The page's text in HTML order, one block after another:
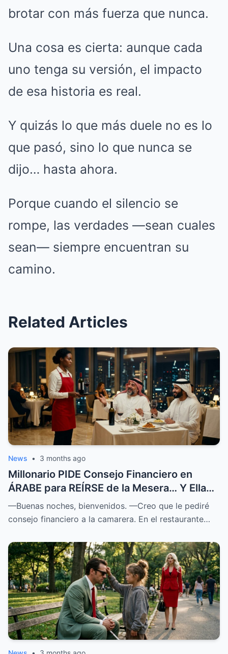
brotar con más fuerza que nunca.
Una cosa es cierta: aunque cada
uno tenga su versión, el impacto
de esa historia es real.
Y quizás lo que más duele no es lo
que pasó, sino lo que nunca se
dijo… hasta ahora.
Porque cuando el silencio se
rompe, las verdades —sean cuales
sean— siempre encuentran su
camino.
Related Articles
News • 3 months ago
Millonario PIDE Consejo Financiero en
ÁRABE para REÍRSE de la Mesera… Y Ella
SOPRENDIÓ a Todos
—Buenas noches, bienvenidos. —Creo que le pediré
consejo financiero a la camarera. En el restaurante…